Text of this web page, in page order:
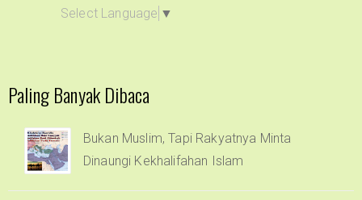
Select Language ▼
Paling Banyak Dibaca
Bukan Muslim, Tapi Rakyatnya Minta
Dinaungi Kekhalifahan Islam